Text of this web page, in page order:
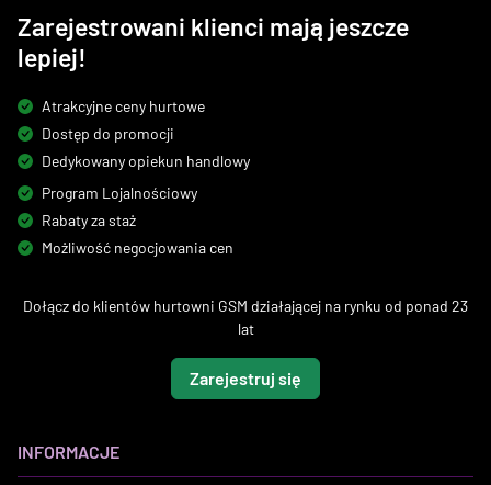
Zarejestrowani klienci mają jeszcze
lepiej!
Atrakcyjne ceny hurtowe
Dostęp do promocji
Dedykowany opiekun handlowy
Program Lojalnościowy
Rabaty za staż
Możliwość negocjowania cen
Dołącz do klientów hurtowni GSM działającej na rynku od ponad 23
lat
Zarejestruj się
INFORMACJE